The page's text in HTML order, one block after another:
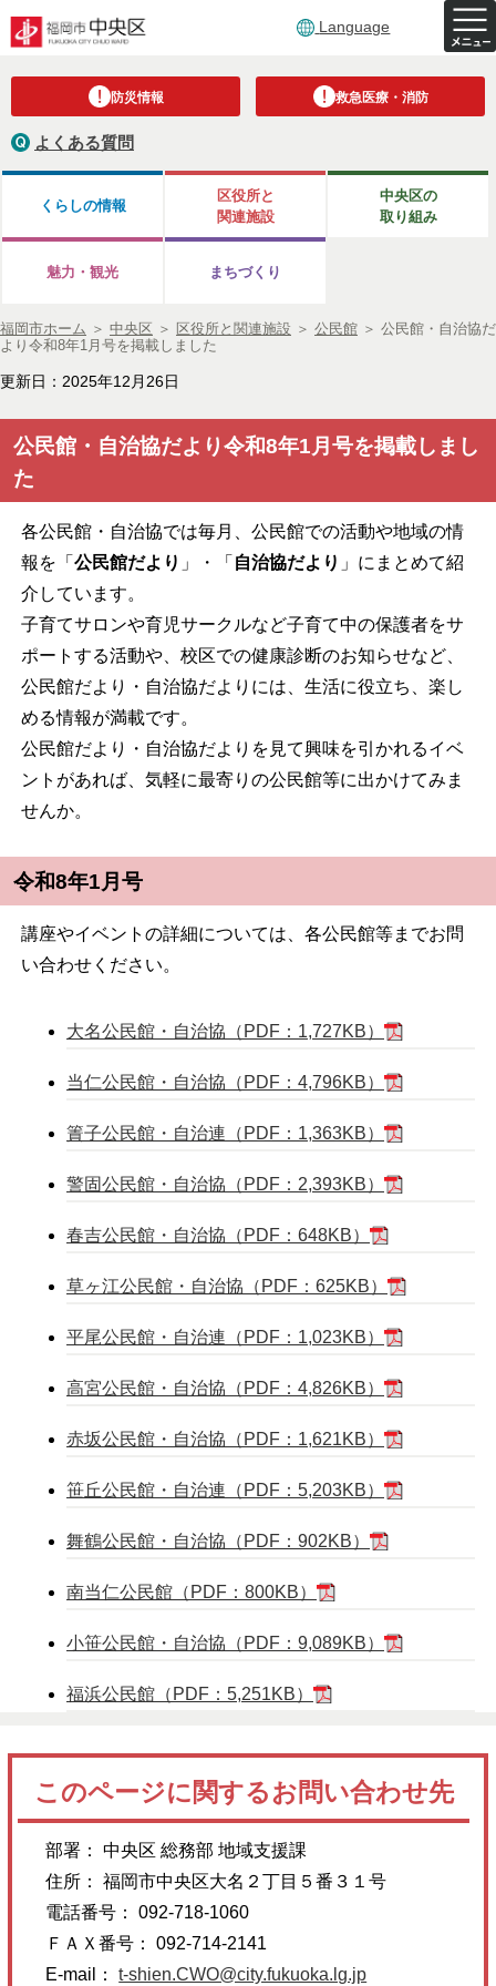
Language
防災情報 救急医療・消防
よくある質問
くらしの情報
区役所と
関連施設
中央区の
取り組み
魅力・観光 まちづくり
福岡市ホーム ＞ 中央区 ＞ 区役所と関連施設 ＞ 公民館 ＞ 公民館・自治協だ
より令和8年1月号を掲載しました
更新日：2025年12月26日
公民館・自治協だより令和8年1月号を掲載しまし
た
各公民館・自治協では毎月、公民館での活動や地域の情
報を「 公民館だより 」・「 自治協だより 」にまとめて紹
介しています。
子育てサロンや育児サークルなど子育て中の保護者をサ
ポートする活動や、校区での健康診断のお知らせなど、
公民館だより・自治協だよりには、生活に役立ち、楽し
める情報が満載です。
公民館だより・自治協だよりを見て興味を引かれるイベ
ントがあれば、気軽に最寄りの公民館等に出かけてみま
せんか。
令和8年1月号
講座やイベントの詳細については、各公民館等までお問
い合わせください。
大名公民館・自治協（PDF：1,727KB）
当仁公民館・自治協（PDF：4,796KB）
簀子公民館・自治連（PDF：1,363KB）
警固公民館・自治協（PDF：2,393KB）
春吉公民館・自治協（PDF：648KB）
草ヶ江公民館・自治協（PDF：625KB）
平尾公民館・自治連（PDF：1,023KB）
高宮公民館・自治協（PDF：4,826KB）
赤坂公民館・自治協（PDF：1,621KB）
笹丘公民館・自治連（PDF：5,203KB）
舞鶴公民館・自治協（PDF：902KB）
南当仁公民館（PDF：800KB）
小笹公民館・自治協（PDF：9,089KB）
福浜公民館（PDF：5,251KB）
このページに関するお問い合わせ先
部署： 中央区 総務部 地域支援課
住所： 福岡市中央区大名２丁目５番３１号
電話番号： 092-718-1060
ＦＡＸ番号： 092-714-2141
E-mail：t-shien.CWO@city.fukuoka.lg.jp